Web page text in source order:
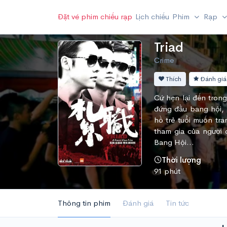
Đặt vé phim chiếu rạp Lịch chiếu Phim Rạp
Triad
Crime
Thích Đánh giá
Cứ hẹn lại đến
đứng đầu bang
hồ trẻ tuổi muốn
tham gia của
Bang Hội...
Thời lượng
91 phút
Thông tin phim Đánh giá Tin tức